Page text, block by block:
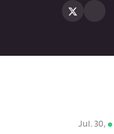
Jul. 30,